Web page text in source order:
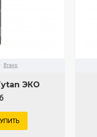
Bravo
ЭКО